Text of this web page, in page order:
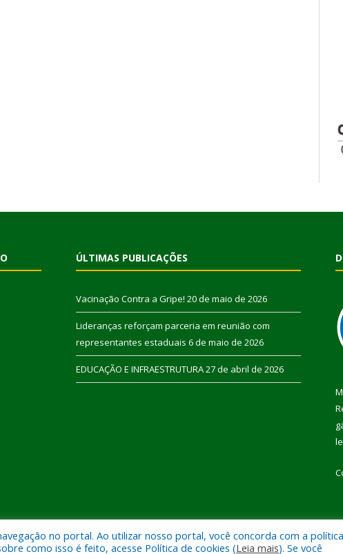
ÚLTIMAS PUBLICAÇÕES
Vacinação Contra a Gripe! 20 de maio de 2026
Lideranças reforçam parceria em reunião com
representantes estaduais 6 de maio de 2026
EDUCAÇÃO E INFRAESTRUTURA27 de abril de 2026
de Pau D’Arco. Mapa do Site
no portal. Ao utilizar nosso portal, você concorda com a
como isso é feito, acesse Política de cookies (Leia mais). Se você